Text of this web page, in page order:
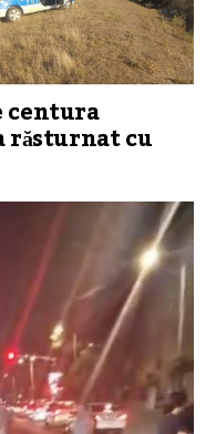
centura
răsturnat cu